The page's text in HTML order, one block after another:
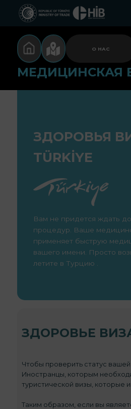
О НАС
МЕДИЦИНСКАЯ
ЗДОРОВЬЯ
TÜRKİYE
Вам не придется ждать
процедур. Ваше
применяет быструю
вашего имени. Просто
летите в Турцию .
ЗДОРОВЬЕ
Чтобы проверить статус
Иностранцы, которым
туристической визы, которые
Таким образом, если вы